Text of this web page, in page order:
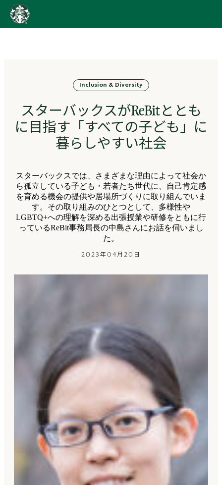
content
Go
ト
homepage
Inclusion & Diversity
スターバックスがReBitととも
に目指す「すべての子ども」に
暮らしやすい社会
スターバックスでは、さまざまな理由によって社会か
ら孤立している子ども・若者たち世代に、自己肯定感
を育める機会の提供や居場所づくりに取り組んでいま
す。その取り組みのひとつとして、多様性や
LGBTQ+への理解を深める出張授業や研修をともに行
っているReBit事務局長の中島さんにお話を伺いまし
た。
2023年04月20日